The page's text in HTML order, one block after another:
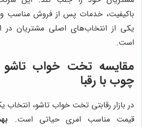
باکیفیت، خدمات پس از فروش مناسب و
یکی از انتخاب‌های اصلی مشتریان در
است.
مقایسه تخت خواب تاشو
چوب با رقبا
در بازار رقابتی تخت خواب تاشو،
قیمت مناسب امری حیاتی است.